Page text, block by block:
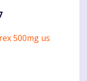
500mg us